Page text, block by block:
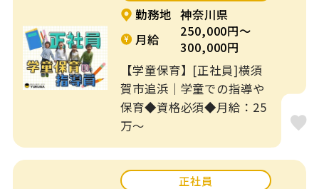
勤務地 神奈川県
月給
250,000円～
300,000円
【学童保育】[正社員]横須
賀市追浜｜学童での指導や
保育◆資格必須◆月給：25
万～
正社員